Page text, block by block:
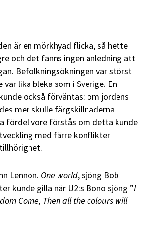
är en mörkhyad flicka, så hette
och det fanns ingen anledning att
Befolkningsökningen var störst
lika bleka som i Sverige. En
också förväntas: om jordens
mer skulle färgskillnaderna
fördel vore förstås om detta kunde
med färre konflikter
Lennon. One world, sjöng Bob
kunde gilla när U2:s Bono sjöng ”I
Come, Then all the colours will